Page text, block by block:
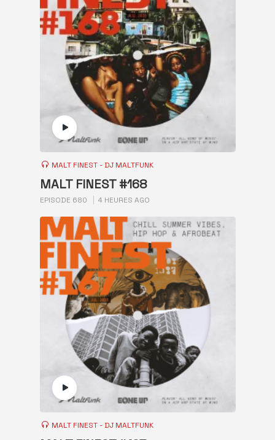
MALT FINEST - DJ MALTFUNK
MALT FINEST #168
EPISODE 680 4 HEURES AGO
MALT FINEST - DJ MALTFUNK